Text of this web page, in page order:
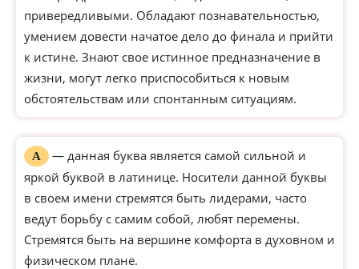
привередливыми. Обладают познавательностью,
умением довести начатое дело до финала и прийти
к истине. Знают свое истинное предназначение в
жизни, могут легко приспособиться к новым
обстоятельствам или спонтанным ситуациям.
А
— данная буква является самой сильной и
яркой буквой в латинице. Носители данной буквы
в своем имени стремятся быть лидерами, часто
ведут борьбу с самим собой, любят перемены.
Стремятся быть на вершине комфорта в духовном и
физическом плане.